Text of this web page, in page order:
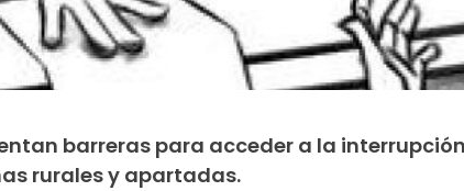
barreras para acceder a la
rurales y apartadas.